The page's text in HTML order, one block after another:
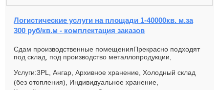
Логистические услуги на площади 1-40000кв. м.за
300 руб/кв.м - комплектация заказов
Сдам производственные помещенияПрекрасно подходят
под склад, под производство металлопродукции,
Услуги:3PL, Ангар, Архивное хранение, Холодный склад
(без отопления), Индивидуальное хранение,